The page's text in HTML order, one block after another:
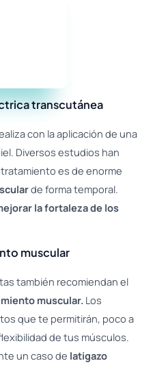
transcutánea
con la aplicación de una
Diversos estudios han
es de enorme
de forma temporal.
la fortaleza de los
muscular
también recomiendan el
muscular. Los
que te permitirán, poco a
de tus músculos.
un caso de latigazo